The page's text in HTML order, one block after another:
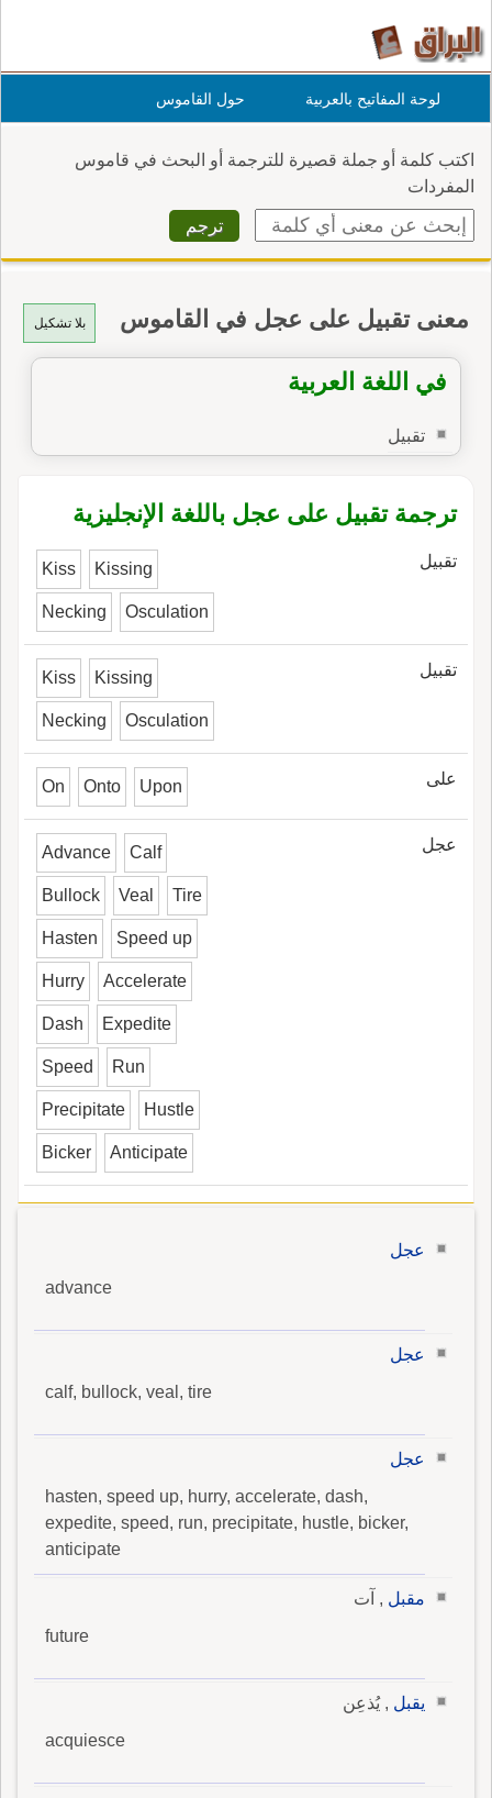
لوحة المفاتيح بالعربية حول القاموس
اكتب كلمة أو جملة قصيرة للترجمة أو البحث في قاموس
المفردات
بلا تشكيل معنى تقبيل على عجل في القاموس
في اللغة العربية
تقبيل
ترجمة تقبيل على عجل باللغة الإنجليزية
تقبيل Kiss Kissing
Necking Osculation
تقبيل Kiss Kissing
Necking Osculation
على On Onto Upon
عجل Advance Calf
Bullock Veal Tire
Hasten Speed up
Hurry Accelerate
Dash Expedite
Speed Run
Precipitate Hustle
Bicker Anticipate
عجل
advance
عجل
calf, bullock, veal, tire
عجل
hasten, speed up, hurry, accelerate, dash,
expedite, speed, run, precipitate, hustle, bicker,
anticipate
مقبل , آت
future
يقبل , يُذعِن
acquiesce